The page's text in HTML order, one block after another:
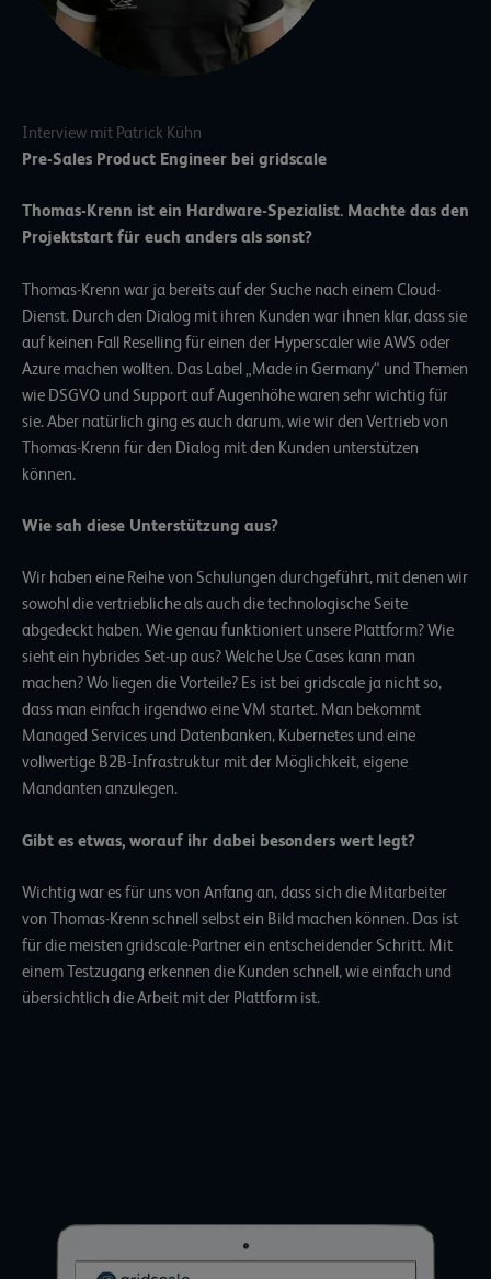
Interview mit Patrick Kühn
Pre-Sales Product Engineer bei gridscale
Thomas-Krenn ist ein Hardware-Spezialist. Machte das den
Projektstart für euch anders als sonst?
Thomas-Krenn war ja bereits auf der Suche nach einem Cloud-
Dienst. Durch den Dialog mit ihren Kunden war ihnen klar, dass sie
auf keinen Fall Reselling für einen der Hyperscaler wie AWS oder
Azure machen wollten. Das Label „Made in Germany“ und Themen
wie DSGVO und Support auf Augenhöhe waren sehr wichtig für
sie. Aber natürlich ging es auch darum, wie wir den Vertrieb von
Thomas-Krenn für den Dialog mit den Kunden unterstützen
können.
Wie sah diese Unterstützung aus?
Wir haben eine Reihe von Schulungen durchgeführt, mit denen wir
sowohl die vertriebliche als auch die technologische Seite
abgedeckt haben. Wie genau funktioniert unsere Plattform? Wie
sieht ein hybrides Set-up aus? Welche Use Cases kann man
machen? Wo liegen die Vorteile? Es ist bei gridscale ja nicht so,
dass man einfach irgendwo eine VM startet. Man bekommt
Managed Services und Datenbanken, Kubernetes und eine
vollwertige B2B-Infrastruktur mit der Möglichkeit, eigene
Mandanten anzulegen.
Gibt es etwas, worauf ihr dabei besonders wert legt?
Wichtig war es für uns von Anfang an, dass sich die Mitarbeiter
von Thomas-Krenn schnell selbst ein Bild machen können. Das ist
für die meisten gridscale-Partner ein entscheidender Schritt. Mit
einem Testzugang erkennen die Kunden schnell, wie einfach und
übersichtlich die Arbeit mit der Plattform ist.